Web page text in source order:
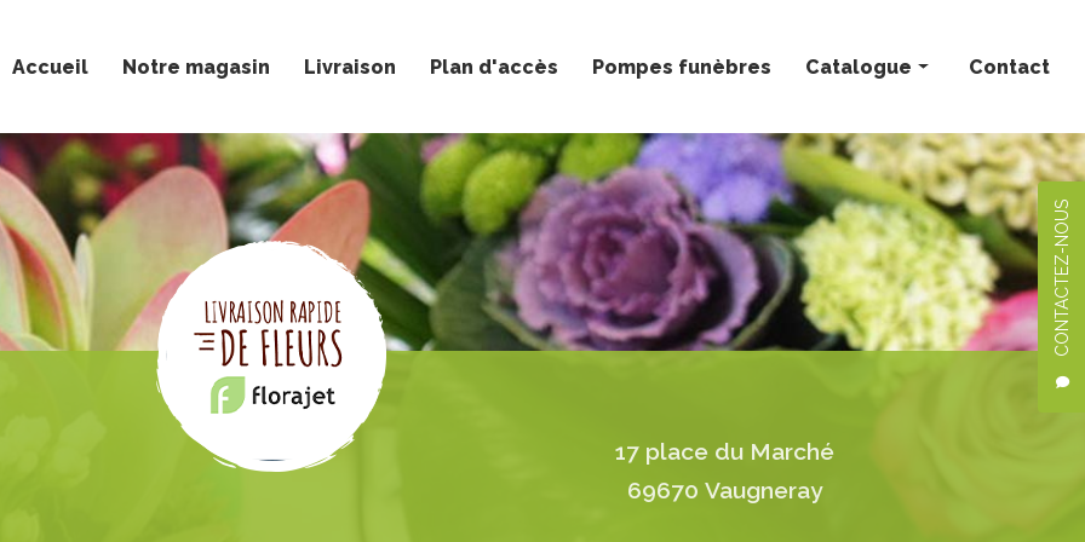
CONTACTEZ-NOUS
Accueil Notre magasin Livraison Plan d'accès Pompes funèbres Catalogue
Bouquets personnalisés
Compositions florales
Deuil
Mariage
Plantes
Contact
17 place du Marché
69670 Vaugneray